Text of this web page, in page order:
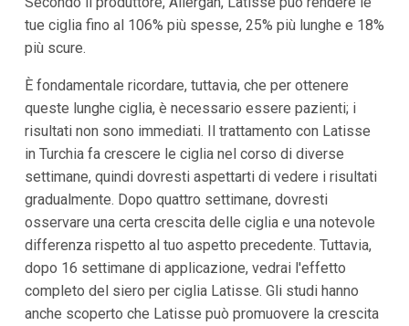
tue ciglia fino al 106% più spesse, 25% più lunghe e 18%
più scure.
È fondamentale ricordare, tuttavia, che per ottenere
queste lunghe ciglia, è necessario essere pazienti; i
risultati non sono immediati. Il trattamento con Latisse
in Turchia fa crescere le ciglia nel corso di diverse
settimane, quindi dovresti aspettarti di vedere i risultati
gradualmente. Dopo quattro settimane, dovresti
osservare una certa crescita delle ciglia e una notevole
differenza rispetto al tuo aspetto precedente. Tuttavia,
dopo 16 settimane di applicazione, vedrai l'effetto
completo del siero per ciglia Latisse. Gli studi hanno
anche scoperto che Latisse può promuovere la crescita